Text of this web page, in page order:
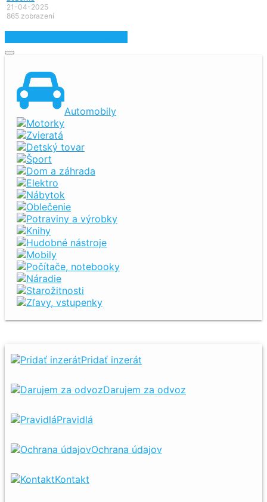
21-04-2025
865 zobrazení
Automobily
Motorky
Zvieratá
Detský tovar
Šport
Dom a záhrada
Elektro
Nábytok
Oblečenie
Potraviny a výrobky
Knihy
Hudobné nástroje
Mobily
Počítače, notebooky
Náradie
Starožitnosti
Zľavy, vstupenky
Pridať inzerát
Darujem za odvoz
Pravidlá
Ochrana údajov
Kontakt